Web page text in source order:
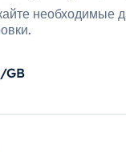
необходимые
/GB